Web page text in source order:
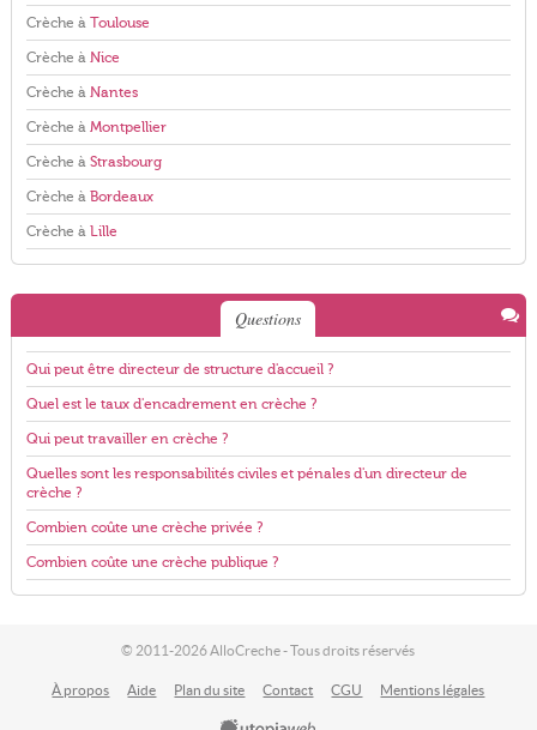
Crèche à Toulouse
Crèche à Nice
Crèche à Nantes
Crèche à Montpellier
Crèche à Strasbourg
Crèche à Bordeaux
Crèche à Lille
Questions
Qui peut être directeur de structure d'accueil ?
Quel est le taux d'encadrement en crèche ?
Qui peut travailler en crèche ?
Quelles sont les responsabilités civiles et pénales d'un directeur de
crèche ?
Combien coûte une crèche privée ?
Combien coûte une crèche publique ?
© 2011-2026 AlloCreche - Tous droits réservés
À propos Aide Plan du site Contact CGU Mentions légales